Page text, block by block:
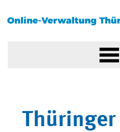
Thüringer